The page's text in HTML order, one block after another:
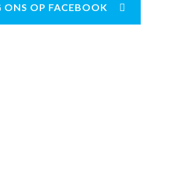
ONS OP FACEBOOK